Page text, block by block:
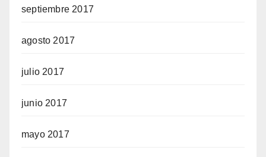
septiembre 2017
agosto 2017
julio 2017
junio 2017
mayo 2017